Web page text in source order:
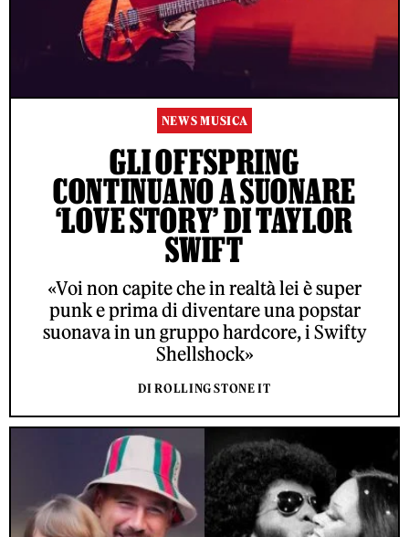
NEWS MUSICA
GLI OFFSPRING
CONTINUANO A SUONARE
‘LOVE STORY’ DI TAYLOR
SWIFT
«Voi non capite che in realtà lei è super
punk e prima di diventare una popstar
suonava in un gruppo hardcore, i Swifty
Shellshock»
DI ROLLING STONE IT